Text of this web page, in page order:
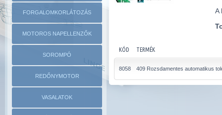
FORGALOMKORLÁTOZÁS
MOTOROS NAPELLENZŐK
SOROMPÓ
REDŐNYMOTOR
VASALATOK
A
KÓD TERMÉK
8058 409 Rozsdamentes automatikus